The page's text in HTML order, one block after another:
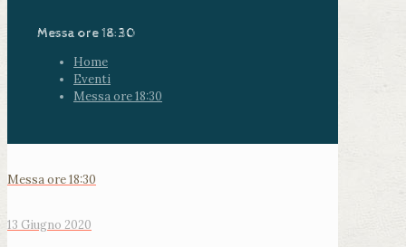
Messa ore 18:30
Home
Eventi
Messa ore 18:30
Messa ore 18:30
13 Giugno 2020